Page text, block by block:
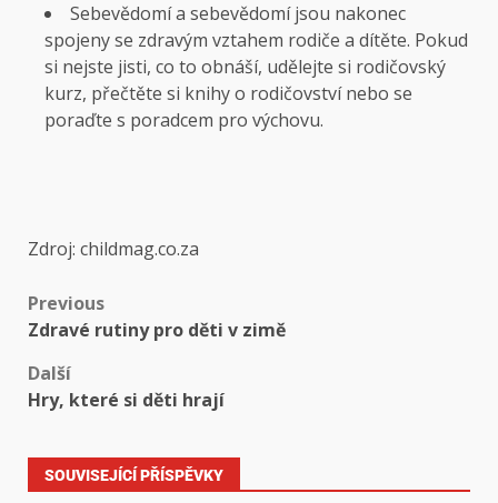
Sebevědomí a sebevědomí jsou nakonec
spojeny se zdravým vztahem rodiče a dítěte. Pokud
si nejste jisti, co to obnáší, udělejte si rodičovský
kurz, přečtěte si knihy o rodičovství nebo se
poraďte s poradcem pro výchovu.
Zdroj: childmag.co.za
Previous
Zdravé rutiny pro děti v zimě
Další
Hry, které si děti hrají
SOUVISEJÍCÍ PŘÍSPĚVKY